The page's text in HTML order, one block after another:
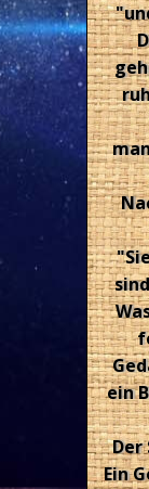
ein
Der
Ein